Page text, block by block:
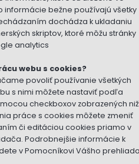
informácie bežne používajú všetky
dochádza k ukladaniu
skriptov, ktoré môžu stránky
analytics
webu s cookies?
povoliť používanie všetkých
s nimi môžete nastaviť podľa
checkboxov zobrazených
práce s cookies môžete zmeniť
či editáciou cookies priamo v
Podrobnejšie informácie k
v Pomocníkovi Vášho